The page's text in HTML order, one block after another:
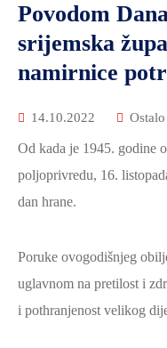
Povodom
srijemska
namirnice
14.10.2022 Ostalo
Od kada je 1945. godine
poljoprivredu, 16.
dan hrane.
Poruke ovogodišnjeg
uglavnom na pretilost i
i pothranjenost velikog